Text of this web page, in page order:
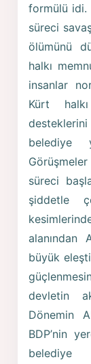
formülü idi.
süreci
ölümünü
halkı
insanlar
Kürt
belediye
süreci
şiddetle
alanından
büyük
devletin
Dönemin
BDP’nin
belediye